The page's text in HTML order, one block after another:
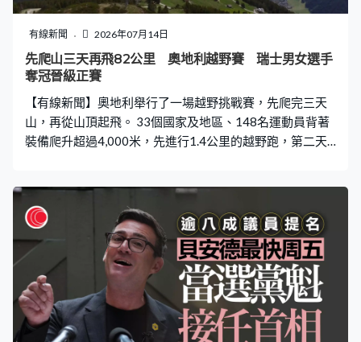
鋼：「我們圍繞汽車通信汽車軟件、汽車芯片，還有新材
料領域，試驗室陸陸續續還在增加。作為整個產業的平台
性機構，一定要保證技術日用日新，考慮到未來產業的發
展動向。」 在戶外檢測層面同樣拓寬邊界，位於深圳的坪
式，無人機會與地面智能網聯汽車同步進入測試
有線新聞 2026年07月14日
先爬山三天再飛82公里 奧地利越野賽 瑞士男女選手
奪冠晉級正賽
【有線新聞】奧地利舉行了一場越野挑戰賽，先爬完三天
山，再從山頂起飛。 33個國家及地區、148名運動員背著
裝備爬升超過4,000米，先進行1.4公里的越野跑，第二天
星期要跨越1,200公里。 兩名瑞士選手獲得外卡，馬迪斯
封王，施韋達稱后，準備跟另外33名選手向阿爾卑斯山脈
進發。